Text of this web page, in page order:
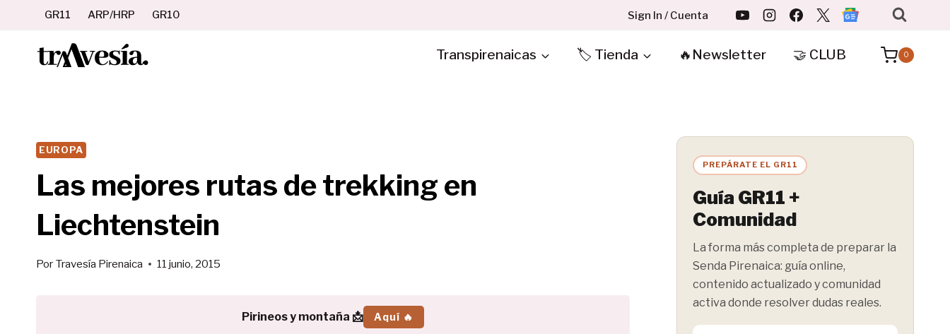
contenido
GR11 ARP/HRP GR10 Sign In / Cuenta
Transpirenaicas 🏷️ Tienda 🔥Newsletter 🤝 CLUB 0
EUROPA
Las mejores rutas de trekking en
Liechtenstein
Por Travesía Pirenaica 11 junio, 2015
Pirineos y montaña 📩 Aquí 🔥
PREPÁRATE EL GR11
Guía GR11 +
Comunidad
La forma más completa de preparar la
Senda Pirenaica: guía online,
contenido actualizado y comunidad
activa donde resolver dudas reales.